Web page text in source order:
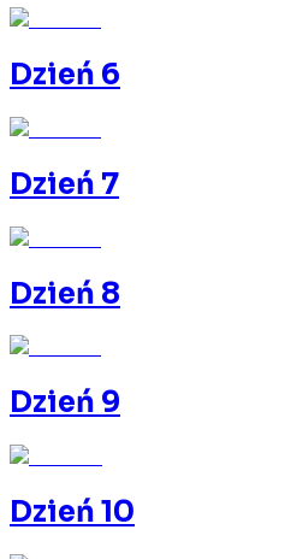
Dzień 6
Dzień 7
Dzień 8
Dzień 9
Dzień 10